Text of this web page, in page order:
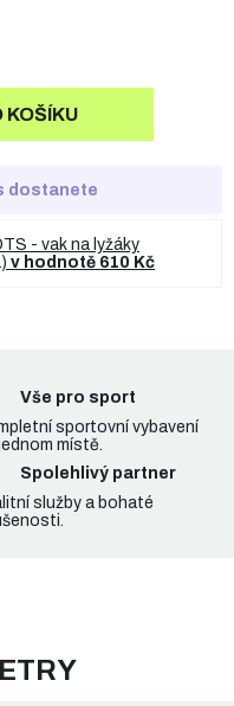
KOŠÍKU
dostanete
- vak na lyžáky
v hodnotě 610 Kč
Vše pro sport
sportovní vybavení
místě.
Spolehlivý partner
služby a bohaté